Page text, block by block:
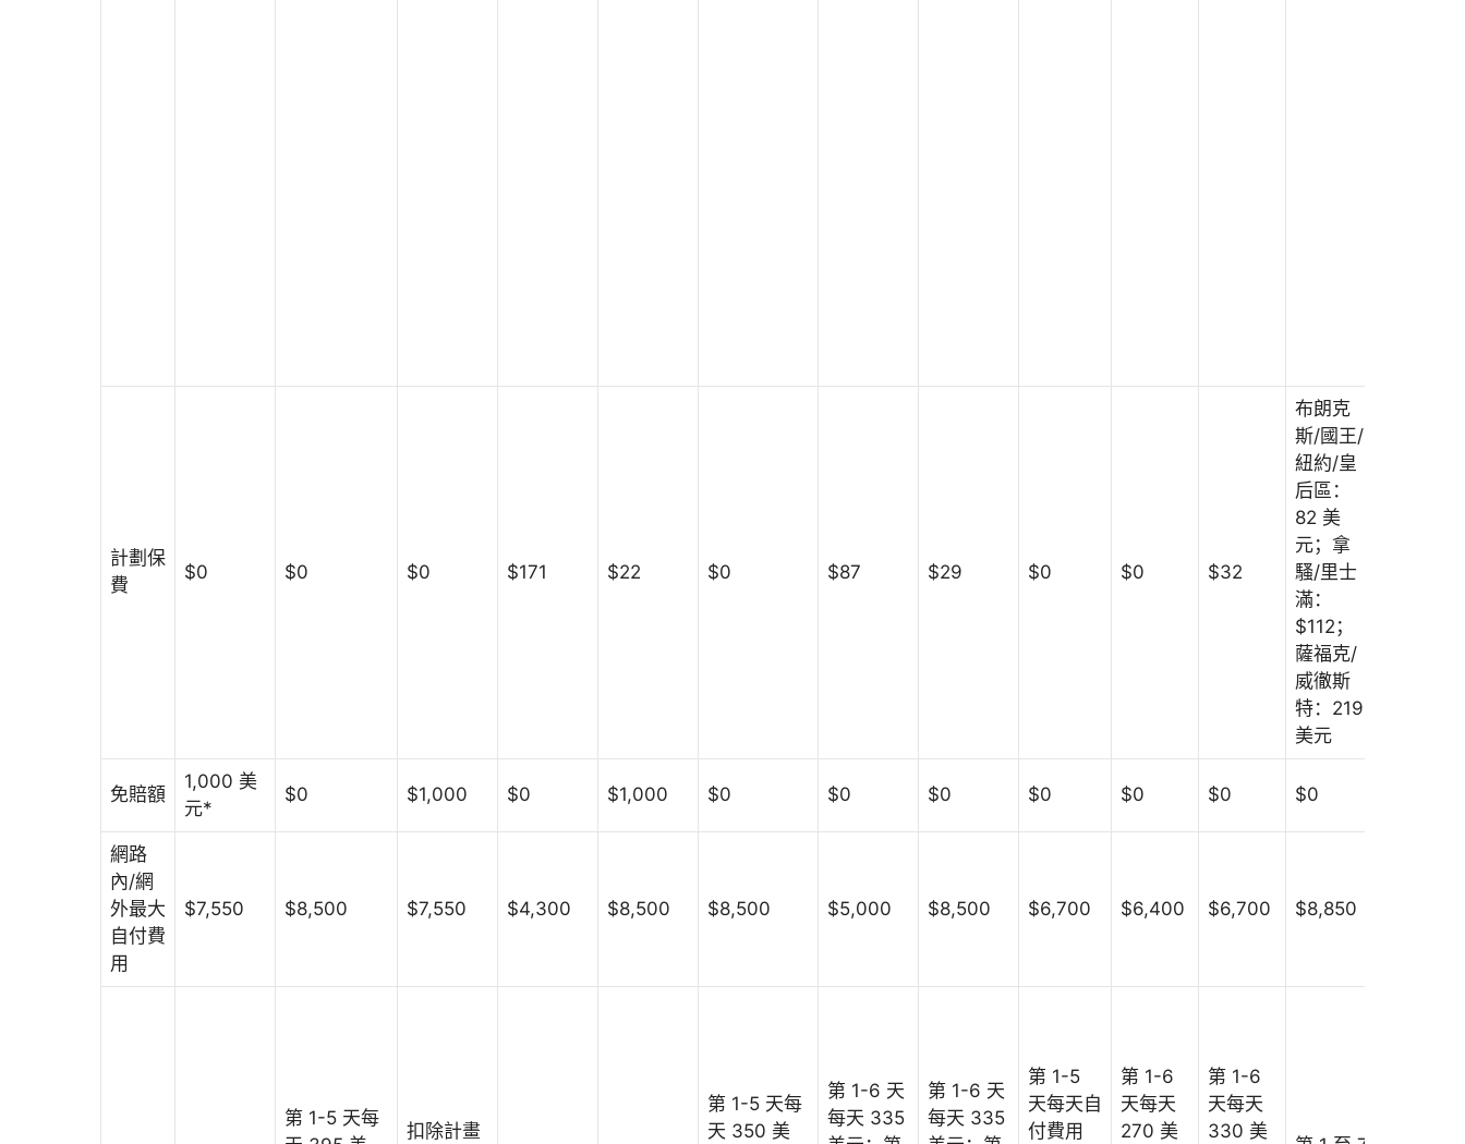
計劃保
費
$0 $0 $0 $171 $22 $0 $87 $29 $0 $0 $32
布朗克
斯/國王/
紐約/皇
后區：
82 美
元；拿
騷/里士
滿：
$112；
薩福克/
威徹斯
特：219
美元
免賠額
1,000 美
元*
$0 $1,000 $0 $1,000 $0 $0 $0 $0 $0 $0 $0
網路
內/網
外最大
自付費
用
$7,550 $8,500 $7,550 $4,300 $8,500 $8,500 $5,000 $8,500 $6,700 $6,400 $6,700 $8,850
第 1-5 天每
扣除計畫
第 1-5 天每
天 350 美
第 1-6 天
每天 335
第 1-6 天
每天 335
第 1-5
天每天自
付費用
第 1-6
天每天
270 美
第 1-6
天每天
330 美